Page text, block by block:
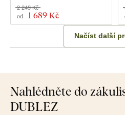
od 1 689 Kč
2 249 Kč
Načíst další
Nahlédněte do
DUBLEZ